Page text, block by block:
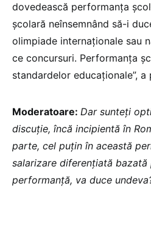
dovedească performanța
școlară neînsemnând să-i
olimpiade internaționale sau
ce concursuri. Performanța
standardelor educaționale”,
Moderatoare: Dar sunteți
discuție, încă incipientă în
parte, cel puțin în această
salarizare diferențiată
performanță, va duce